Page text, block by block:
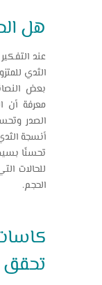
هل
عند
الثدي
بعض
معرفة أن
الصدر
أنسجة
تحسنًا
للحالات
الحجم.
تحقق